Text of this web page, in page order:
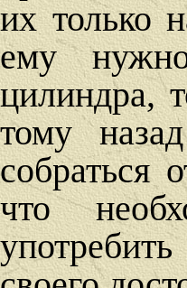
их только
ему
цилиндра,
тому
собраться
что